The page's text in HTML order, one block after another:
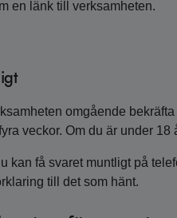
en länk till verksamheten.
omgående
veckor. Om du är under
kan få svaret muntligt på
till det som hänt.